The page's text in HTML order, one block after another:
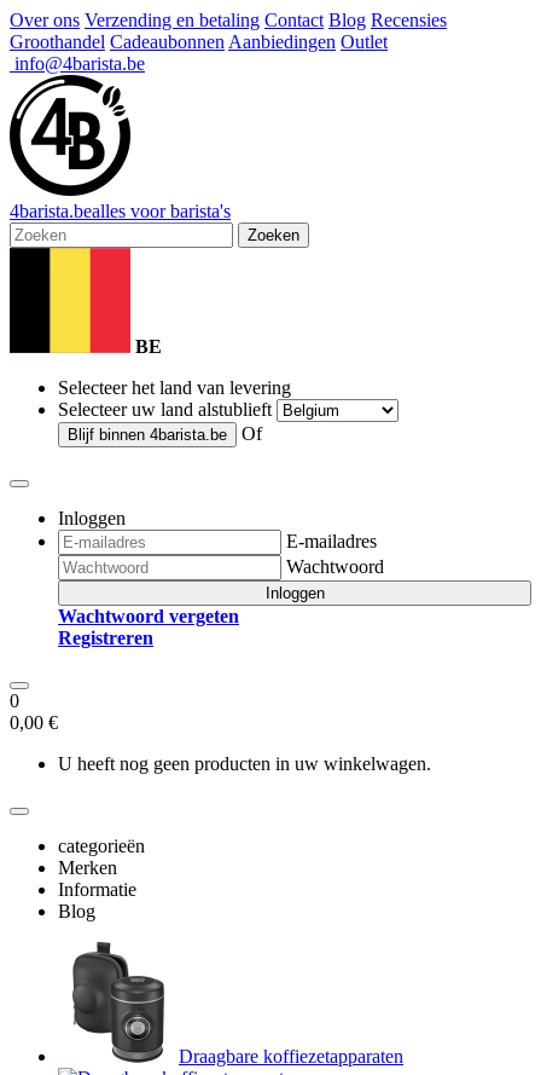
Over ons Verzending en betaling Contact Blog Recensies
Groothandel Cadeaubonnen Aanbiedingen Outlet
info@4barista.be
4barista.bealles voor barista's
Zoeken
BE
Selecteer het land van levering
Selecteer uw land alstublieft
Blijf binnen 4barista.be Of
Inloggen
E-mailadres
Wachtwoord
Inloggen
Wachtwoord vergeten
Registreren
0
0,00 €
U heeft nog geen producten in uw winkelwagen.
categorieën
Merken
Informatie
Blog
Draagbare koffiezetapparaten